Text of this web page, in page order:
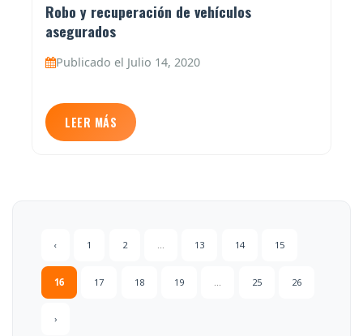
Robo y recuperación de vehículos
asegurados
Publicado el Julio 14, 2020
LEER MÁS
‹ 1 2 ... 13 14 15
16 17 18 19 25 26
›